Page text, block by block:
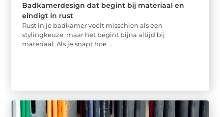
Badkamerdesign dat begint bij materiaal en
eindigt in rust
Rust in je badkamer voelt misschien als een
stylingkeuze, maar het begint bijna altijd bij
materiaal. Als je snapt hoe ...